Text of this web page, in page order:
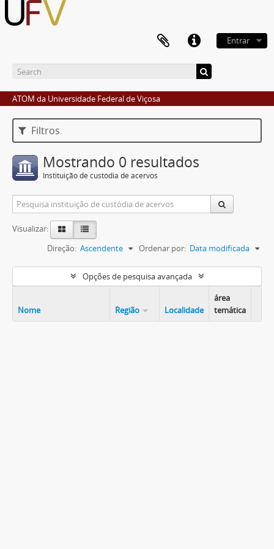
Entrar
ATOM da Universidade Federal de Viçosa
Filtros
Mostrando 0 resultados
Instituição de custódia de acervos
Visualizar:
Ordenar por: Data modificada
Direção: Ascendente
Opções de pesquisa avançada
Nome Região Localidade
área
temática